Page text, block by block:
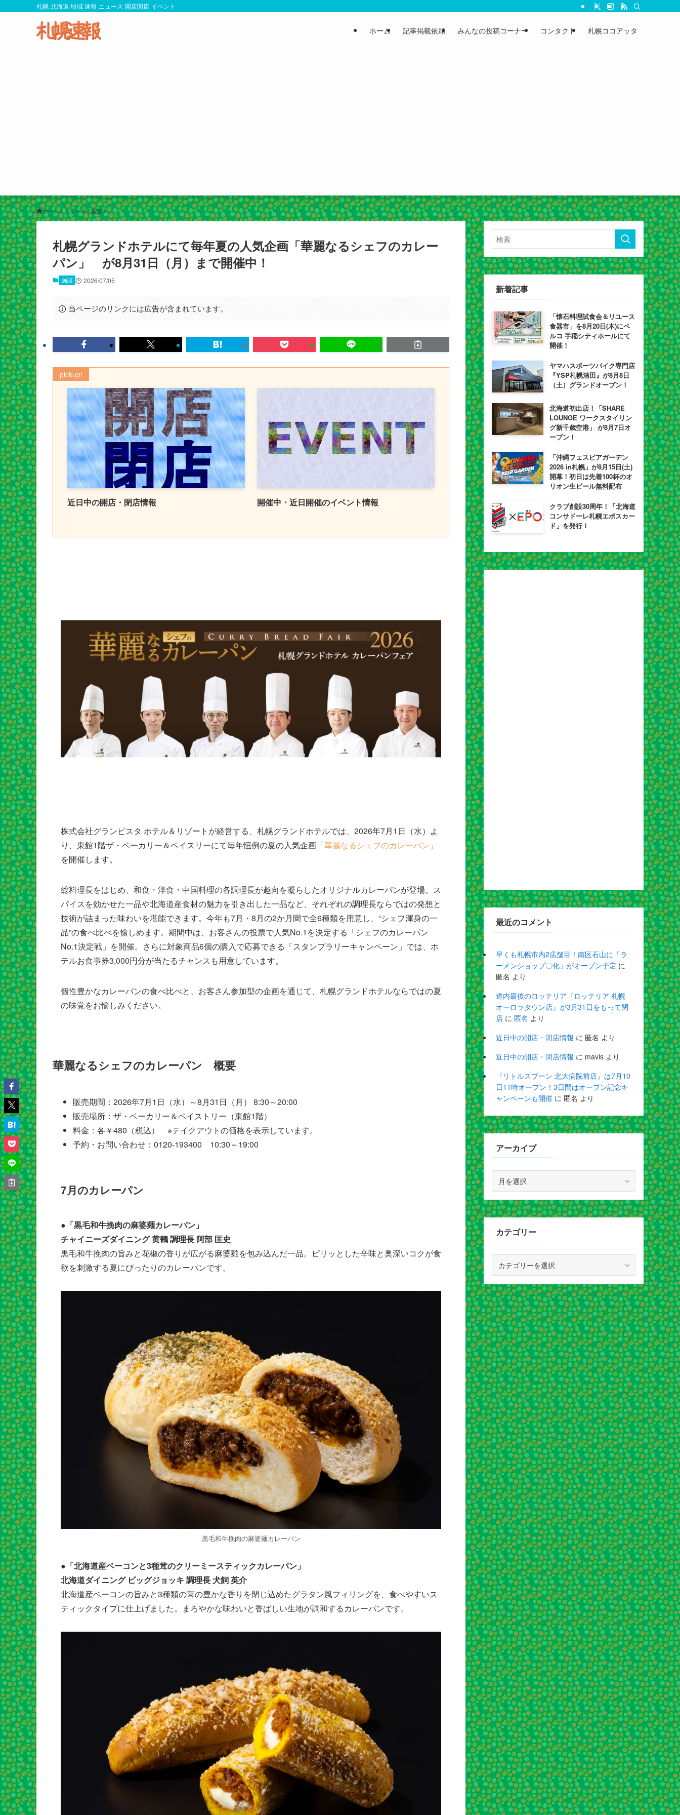
札幌 北海道 地域 速報 ニュース 開店閉店 イベント
ホーム 記事掲載依頼 みんなの投稿コーナー コンタクト 札幌ココアッタ
ホーム ニュース 施設
札幌グランドホテルにて毎年夏の人気企画「華麗なるシェフのカレー
パン」 が8月31日（月）まで開催中！
施設 2026/07/05
当ページのリンクには広告が含まれています。
pickup!
近日中の開店・閉店情報 開催中・近日開催のイベント情報
株式会社グランビスタ ホテル＆リゾートが経営する、札幌グランドホテルでは、2026年7月1日（水）よ
り、東館1階ザ・ベーカリー＆ペイスリーにて毎年恒例の夏の人気企画「華麗なるシェフのカレーパン 」
を開催します。
総料理長をはじめ、和食・洋食・中国料理の各調理長が趣向を凝らしたオリジナルカレーパンが登場。ス
パイスを効かせた一品や北海道産食材の魅力を引き出した一品など、それぞれの調理長ならではの発想と
技術が詰まった味わいを堪能できます。今年も7月・8月の2か月間で全6種類を用意し、“シェフ渾身の一
品”の食べ比べを愉しめます。期間中は、お客さんの投票で人気No.1を決定する「シェフのカレーパン
No.1決定戦」を開催。さらに対象商品6個の購入で応募できる「スタンプラリーキャンペーン」では、ホ
テルお食事券3,000円分が当たるチャンスも用意しています。
個性豊かなカレーパンの食べ比べと、お客さん参加型の企画を通じて、札幌グランドホテルならではの夏
の味覚をお愉しみください。
華麗なるシェフのカレーパン 概要
販売期間：2026年7月1日（水）～8月31日（月） 8:30～20:00
販売場所：ザ・ベーカリー＆ペイストリー（東館1階）
料金：各￥480（税込） ※テイクアウトの価格を表示しています。
予約・お問い合わせ：0120‐193400 10:30～19:00
7月のカレーパン
●「黒毛和牛挽肉の麻婆麺カレーパン」
チャイニーズダイニング 黄鶴 調理長 阿部 匡史
黒毛和牛挽肉の旨みと花椒の香りが広がる麻婆麺を包み込んだ一品。ピリッとした辛味と奥深いコクが食
欲を刺激する夏にぴったりのカレーパンです。
黒毛和牛挽肉の麻婆麺カレーパン
●「北海道産ベーコンと3種茸のクリーミースティックカレーパン」
北海道ダイニング ビッグジョッキ 調理長 犬飼 英介
北海道産ベーコンの旨みと3種類の茸の豊かな香りを閉じ込めたグラタン風フィリングを、食べやすいス
ティックタイプに仕上げました。まろやかな味わいと香ばしい生地が調和するカレーパンです。
新着記事
「懐石料理試食会＆リユース
食器市」を8月20日(木)にベ
ルコ 手稲シティホールにて
開催！
ヤマハスポーツバイク専門店
『YSP札幌清田』が8月8日
（土）グランドオープン！
北海道初出店！「SHARE
LOUNGE ワークスタイリン
グ新千歳空港」 が8月7日オ
ープン！
「沖縄フェスビアガーデン
2026 in札幌」が8月15日(土)
開幕！初日は先着100杯のオ
リオン生ビール無料配布
クラブ創設30周年！「北海道
コンサドーレ札幌エポスカー
ド」を発行！
最近のコメント
早くも札幌市内2店舗目！南区石山に「ラ
ーメンショップ〇化」がオープン予定 に
匿名 より
道内最後のロッテリア『ロッテリア 札幌
オーロラタウン店』が3月31日をもって閉
店 に 匿名 より
近日中の開店・閉店情報 に 匿名 より
近日中の開店・閉店情報 に mavis より
『リトルスプーン 北大病院前店』は7月10
日11時オープン！3日間はオープン記念キ
ャンペーンも開催 に 匿名 より
アーカイブ
カ
イ
ブ
カテゴリー
ゴ
リ
ー